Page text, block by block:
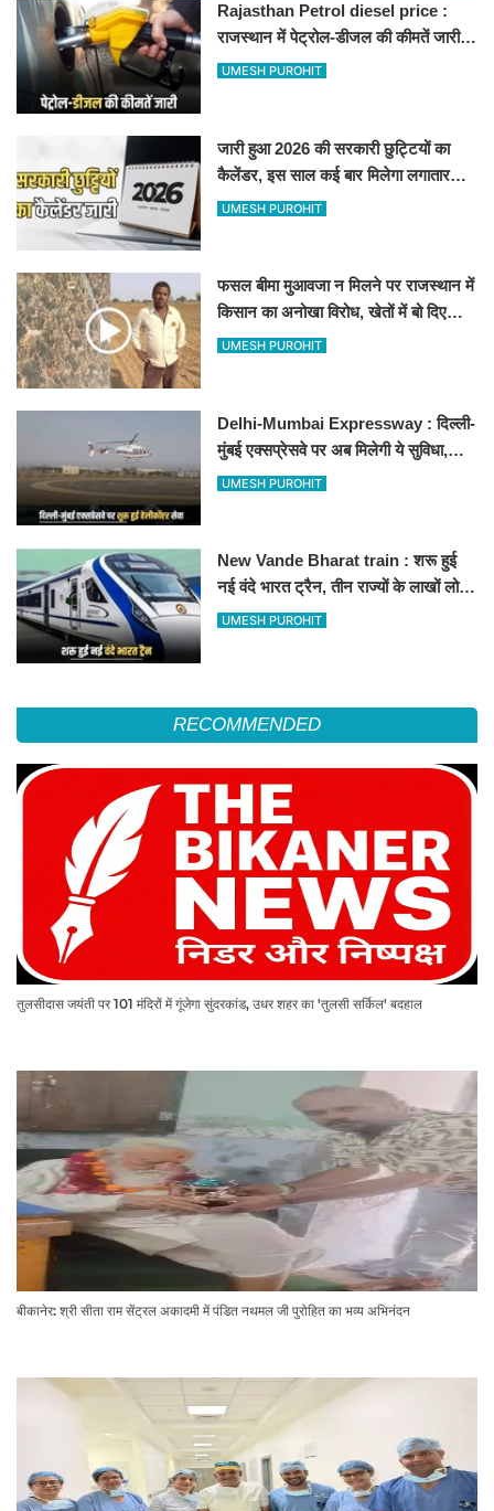
Rajasthan Petrol diesel price :
राजस्थान में पेट्रोल-डीजल की कीमतें जारी,
जानिए बीकानेर समेत पुरे प्रदेश में नए रेट
UMESH PUROHIT
जारी हुआ 2026 की सरकारी छुट्टियों का
कैलेंडर, इस साल कई बार मिलेगा लगातार
अवकाश, देखें
UMESH PUROHIT
फसल बीमा मुआवजा न मिलने पर राजस्थान में
किसान का अनोखा विरोध, खेतों में बो दिए
500-500 रुपए के नोट, वीडियो वायरल
UMESH PUROHIT
Delhi-Mumbai Expressway : दिल्ली-
मुंबई एक्सप्रेसवे पर अब मिलेगी ये सुविधा,
हेलीकॉप्टर सर्विस से तुरंत घायल पहुंचेगा
UMESH PUROHIT
New Vande Bharat train : शरू हुई
नई वंदे भारत ट्रैन, तीन राज्यों के लाखों लोगों
का सफर होगा आसान, देखें पूरा रूटमैप
UMESH PUROHIT
RECOMMENDED
तुलसीदास जयंती पर 101 मंदिरों में गूंजेगा सुंदरकांड, उधर शहर का 'तुलसी सर्किल' बदहाल
बीकानेर: श्री सीता राम सेंट्रल अकादमी में पंडित नथमल जी पुरोहित का भव्य अभिनंदन